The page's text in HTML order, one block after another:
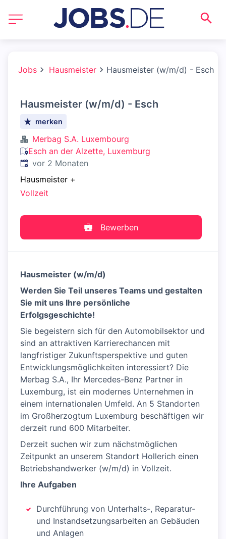
Jobs Hausmeister Hausmeister (w/m/d) - Esch
Hausmeister (w/m/d) - Esch
merken
Merbag S.A. Luxembourg
Esch an der Alzette, Luxemburg
Veröffentlicht:
vor 2 Monaten
Hausmeister +
Vollzeit
Bewerben
Hausmeister (w/m/d)
Werden Sie Teil unseres Teams und gestalten
Sie mit uns Ihre persönliche
Erfolgsgeschichte!
Sie begeistern sich für den Automobilsektor und
sind an attraktiven Karrierechancen mit
langfristiger Zukunftsperspektive und guten
Entwicklungsmöglichkeiten interessiert? Die
Merbag S.A., Ihr Mercedes-Benz Partner in
Luxemburg, ist ein modernes Unternehmen in
einem internationalen Umfeld. An 5 Standorten
im Großherzogtum Luxemburg beschäftigen wir
derzeit rund 600 Mitarbeiter.
Derzeit suchen wir zum nächstmöglichen
Zeitpunkt an unserem Standort Hollerich einen
Betriebshandwerker (w/m/d) in Vollzeit.
Ihre Aufgaben
Durchführung von Unterhalts-, Reparatur-
und Instandsetzungsarbeiten an Gebäuden
und Anlagen